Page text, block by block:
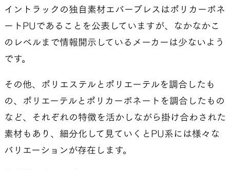
イントラックの独自素材エバーブレスはポリカーボネ
ートPUであることを公表していますが、なかなかこ
のレベルまで情報開示しているメーカーは少ないよう
です。
その他、ポリエステルとポリエーテルを調合したも
の、ポリエーテルとポリカーボネートを調合したもの
など、それぞれの特徴を活かしながら掛け合わされた
素材もあり、細分化して見ていくとPU系には様々な
バリエーションが存在します。